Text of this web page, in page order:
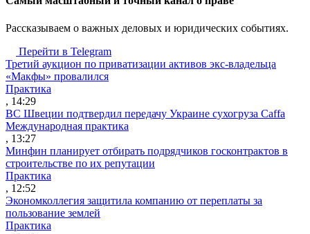
Рассказываем о важных деловых и юридических событиях.
Перейти в Telegram
Третий аукцион по приватизации активов экс-владельца
«Макфы» провалился
Практика
, 14:29
ВС Швеции подтвердил передачу Украине сухогруза Caffa
Международная практика
, 13:27
Минфин планирует отбирать подрядчиков госконтрактов в
строительстве по их репутации
Практика
, 12:52
Экономколлегия защитила компанию от переплаты за
пользование землей
Практика